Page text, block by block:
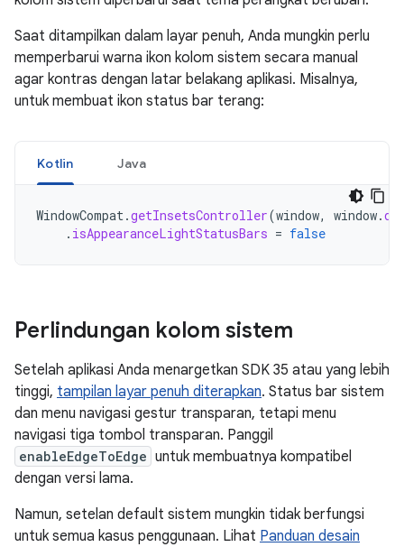
Saat ditampilkan dalam layar penuh, Anda mungkin perlu
memperbarui warna ikon kolom sistem secara manual
agar kontras dengan latar belakang aplikasi. Misalnya,
untuk membuat ikon status bar terang:
Kotlin Java
WindowCompat.getInsetsController(window, window.
. isAppearanceLightStatusBars = false
Perlindungan kolom sistem
Setelah aplikasi Anda menargetkan SDK 35 atau yang lebih
tinggi, tampilan layar penuh diterapkan. Status bar sistem
dan menu navigasi gestur transparan, tetapi menu
navigasi tiga tombol transparan. Panggil
enableEdgeToEdge untuk membuatnya kompatibel
dengan versi lama.
Namun, setelan default sistem mungkin tidak berfungsi
untuk semua kasus penggunaan. Lihat Panduan desain